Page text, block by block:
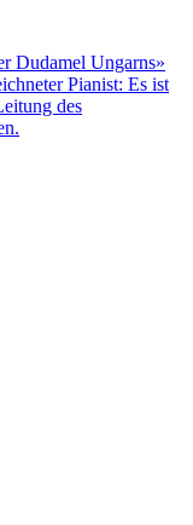
Dudamel Ungarns»
Pianist: Es ist
des